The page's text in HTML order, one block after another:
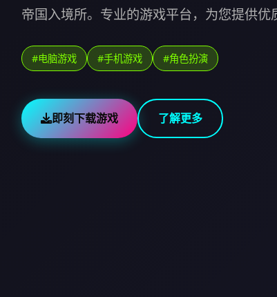
帝国入境所。专业的游戏平台，为您提供优
#电脑游戏 #手机游戏 #角色扮演
即刻下载游戏 了解更多